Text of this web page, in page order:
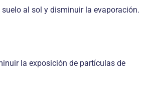
al sol y disminuir la evaporación.
la exposición de partículas de